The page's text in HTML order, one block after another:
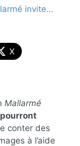
invite…
X
Mallarmé
conter des
à l’aide